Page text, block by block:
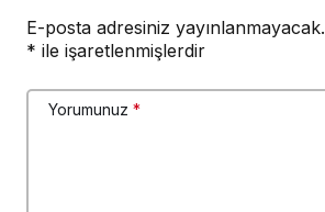
E-posta adresiniz yayınlanmayacak.
* ile işaretlenmişlerdir
Yorumunuz *